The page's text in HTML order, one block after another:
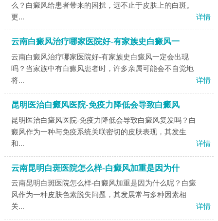
么？白癜风给患者带来的困扰，远不止于皮肤上的白斑。
更...
详情
云南白癜风治疗哪家医院好-有家族史白癜风一
云南白癜风治疗哪家医院好-有家族史白癜风一定会出现
吗？当家族中有白癜风患者时，许多亲属可能会不自觉地
将...
详情
昆明医治白癜风医院-免疫力降低会导致白癜风
昆明医治白癜风医院-免疫力降低会导致白癜风复发吗？白
癜风作为一种与免疫系统关联密切的皮肤表现，其发生
和...
详情
云南昆明白斑医院怎么样-白癜风加重是因为什
云南昆明白斑医院怎么样-白癜风加重是因为什么呢？白癜
风作为一种皮肤色素脱失问题，其发展常与多种因素相
关...
详情